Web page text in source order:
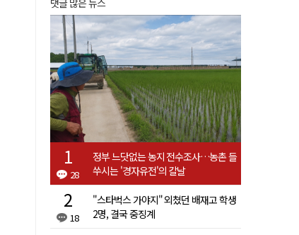
댓글 많은 뉴스
28
정부 느닷없는 농지 전수조사…농촌 들
쑤시는 '경자유전'의 칼날
18
"스타벅스 가야지" 외쳤던 배재고 학생
2명, 결국 중징계